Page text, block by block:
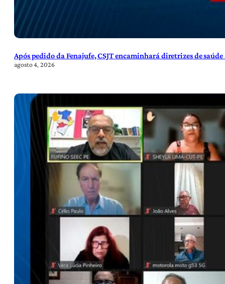
Após pedido da Fenajufe, CSJT encaminhará diretrizes de
agosto 4, 2026